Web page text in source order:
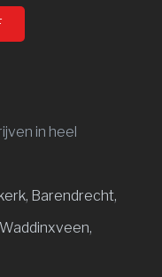
in heel
Barendrecht,
Waddinxveen,